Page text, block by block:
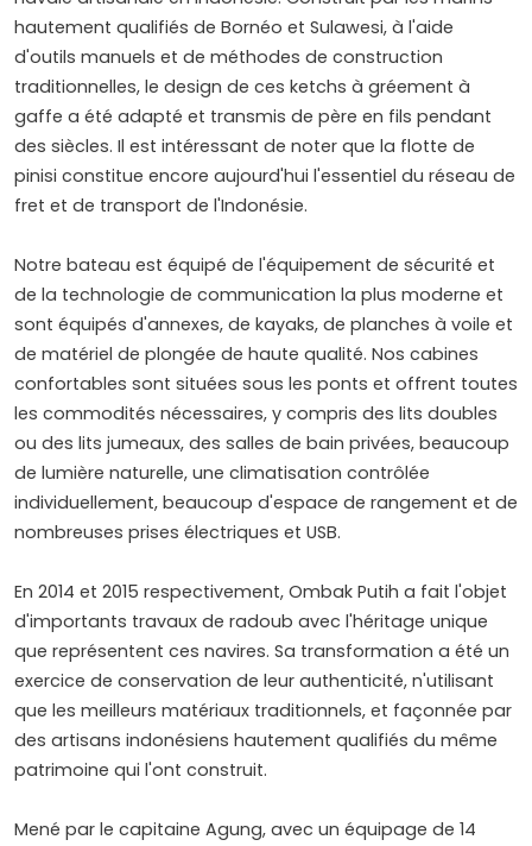
hautement qualifiés de Bornéo et Sulawesi, à l'aide
d'outils manuels et de méthodes de construction
traditionnelles, le design de ces ketchs à gréement à
gaffe a été adapté et transmis de père en fils pendant
des siècles. Il est intéressant de noter que la flotte de
pinisi constitue encore aujourd'hui l'essentiel du réseau de
fret et de transport de l'Indonésie.
Notre bateau est équipé de l'équipement de sécurité et
de la technologie de communication la plus moderne et
sont équipés d'annexes, de kayaks, de planches à voile et
de matériel de plongée de haute qualité. Nos cabines
confortables sont situées sous les ponts et offrent toutes
les commodités nécessaires, y compris des lits doubles
ou des lits jumeaux, des salles de bain privées, beaucoup
de lumière naturelle, une climatisation contrôlée
individuellement, beaucoup d'espace de rangement et de
nombreuses prises électriques et USB.
En 2014 et 2015 respectivement, Ombak Putih a fait l'objet
d'importants travaux de radoub avec l'héritage unique
que représentent ces navires. Sa transformation a été un
exercice de conservation de leur authenticité, n'utilisant
que les meilleurs matériaux traditionnels, et façonnée par
des artisans indonésiens hautement qualifiés du même
patrimoine qui l'ont construit.
Mené par le capitaine Agung, avec un équipage de 14